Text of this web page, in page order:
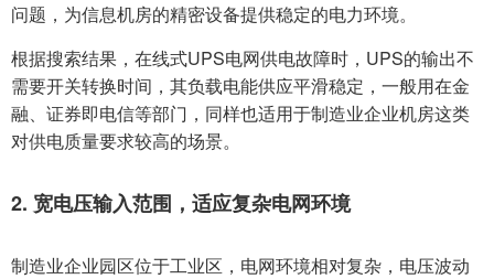
问题，为信息机房的精密设备提供稳定的电力环境。
根据搜索结果，在线式UPS电网供电故障时，UPS的输出不
需要开关转换时间，其负载电能供应平滑稳定，一般用在金
融、证券即电信等部门，同样也适用于制造业企业机房这类
对供电质量要求较高的场景。
2. 宽电压输入范围，适应复杂电网环境
制造业企业园区位于工业区，电网环境相对复杂，电压波动